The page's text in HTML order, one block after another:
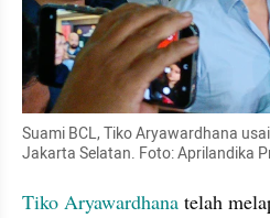
Suami BCL, Tiko Aryawardhana
Jakarta Selatan. Foto: Aprilandika
Tiko Aryawardhana telah